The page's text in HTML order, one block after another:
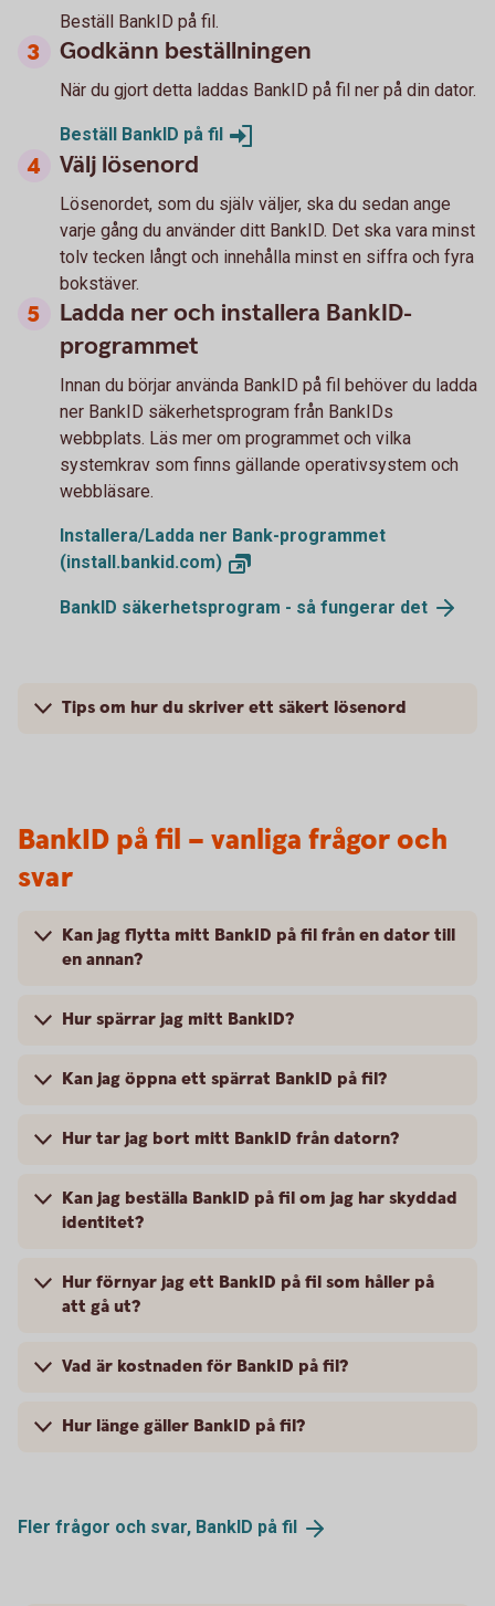
Beställ BankID på fil.
Godkänn beställningen
När du gjort detta laddas BankID på fil ner på din dator.
Beställ BankID på fil
Välj lösenord
Lösenordet, som du själv väljer, ska du sedan ange
varje gång du använder ditt BankID. Det ska vara minst
tolv tecken långt och innehålla minst en siffra och fyra
bokstäver.
Ladda ner och installera BankID-
programmet
Innan du börjar använda BankID på fil behöver du ladda
ner BankID säkerhetsprogram från BankIDs
webbplats. Läs mer om programmet och vilka
systemkrav som finns gällande operativsystem och
webbläsare.
Installera/Ladda ner Bank-programmet
(install.bankid.com)
BankID säkerhetsprogram - så fungerar det
Tips om hur du skriver ett säkert lösenord
BankID på fil – vanliga frågor och
svar
Kan jag flytta mitt BankID på fil från en dator till
en annan?
Hur spärrar jag mitt BankID?
Kan jag öppna ett spärrat BankID på fil?
Hur tar jag bort mitt BankID från datorn?
Kan jag beställa BankID på fil om jag har skyddad
identitet?
Hur förnyar jag ett BankID på fil som håller på
att gå ut?
Vad är kostnaden för BankID på fil?
Hur länge gäller BankID på fil?
Fler frågor och svar, BankID på fil